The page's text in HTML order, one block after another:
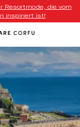
Resortmode, die vom
inspiriert ist!